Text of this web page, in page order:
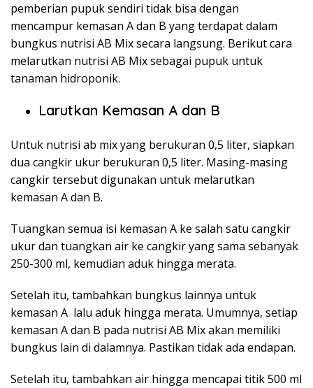
pemberian pupuk sendiri tidak bisa dengan
mencampur kemasan A dan B yang terdapat dalam
bungkus nutrisi AB Mix secara langsung. Berikut cara
melarutkan nutrisi AB Mix sebagai pupuk untuk
tanaman hidroponik.
Larutkan Kemasan A dan B
Untuk nutrisi ab mix yang berukuran 0,5 liter, siapkan
dua cangkir ukur berukuran 0,5 liter. Masing-masing
cangkir tersebut digunakan untuk melarutkan
kemasan A dan B.
Tuangkan semua isi kemasan A ke salah satu cangkir
ukur dan tuangkan air ke cangkir yang sama sebanyak
250-300 ml, kemudian aduk hingga merata.
Setelah itu, tambahkan bungkus lainnya untuk
kemasan A lalu aduk hingga merata. Umumnya, setiap
kemasan A dan B pada nutrisi AB Mix akan memiliki
bungkus lain di dalamnya. Pastikan tidak ada endapan.
Setelah itu, tambahkan air hingga mencapai titik 500 ml